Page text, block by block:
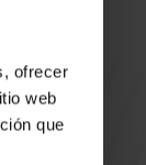
ofrecer
web
que